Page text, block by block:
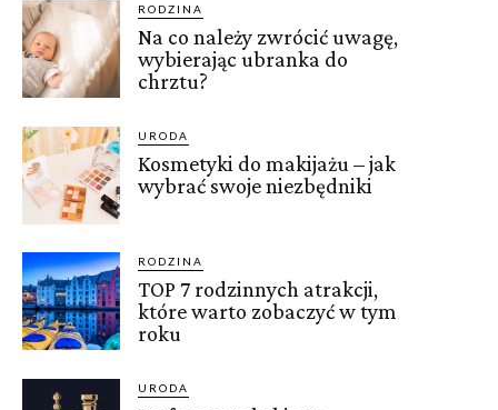
RODZINA
Na co należy zwrócić uwagę,
wybierając ubranka do
chrztu?
URODA
Kosmetyki do makijażu – jak
wybrać swoje niezbędniki
RODZINA
TOP 7 rodzinnych atrakcji,
które warto zobaczyć w tym
roku
URODA